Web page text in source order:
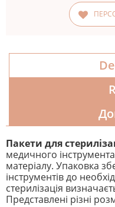
Пакети для
медичного
матеріалу. Упаковка
інструментів до
стерилізація
Представлені різні